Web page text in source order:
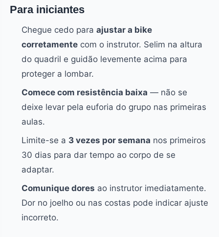
Para iniciantes
Chegue cedo para ajustar a bike
corretamente com o instrutor. Selim na altura
do quadril e guidão levemente acima para
proteger a lombar.
Comece com resistência baixa — não se
deixe levar pela euforia do grupo nas primeiras
aulas.
Limite-se a 3 vezes por semana nos primeiros
30 dias para dar tempo ao corpo de se
adaptar.
Comunique dores ao instrutor imediatamente.
Dor no joelho ou nas costas pode indicar ajuste
incorreto.